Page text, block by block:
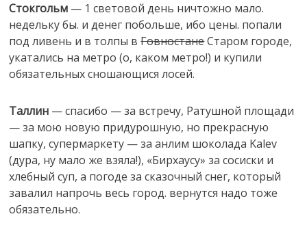
Стокгольм — 1 световой день ничтожно мало.
недельку бы. и денег побольше, ибо цены. попали
под ливень и в толпы вГовностанеСтаром городе,
укатались на метро (о, каком метро!) и купили
обязательных сношающися лосей.
Таллин — спасибо — за встречу, Ратушной площади
— за мою новую придурошную, но прекрасную
шапку, супермаркету — за анлим шоколада Kalev
(дура, ну мало же взяла!), «Бирхаусу» за сосиски и
хлебный суп, а погоде за сказочный снег, который
завалил напрочь весь город. вернутся надо тоже
обязательно.